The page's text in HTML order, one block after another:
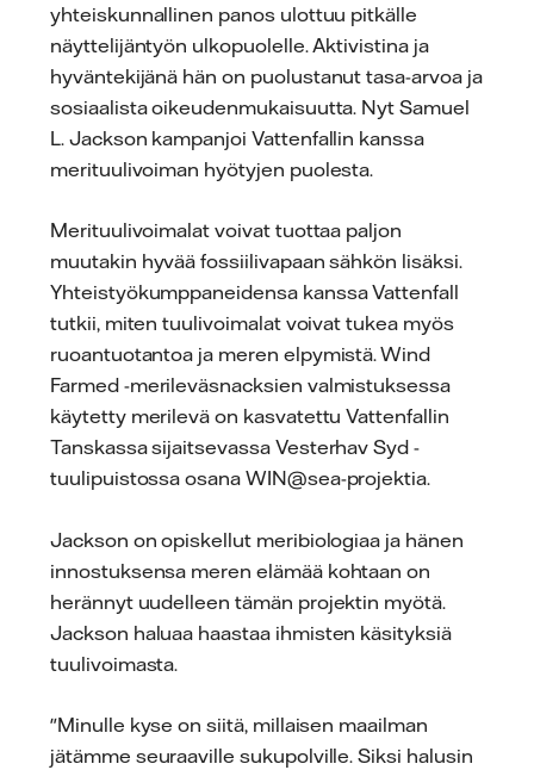
yhteiskunnallinen panos ulottuu pitkälle
näyttelijäntyön ulkopuolelle. Aktivistina ja
hyväntekijänä hän on puolustanut tasa-arvoa ja
sosiaalista oikeudenmukaisuutta. Nyt Samuel
L. Jackson kampanjoi Vattenfallin kanssa
merituulivoiman hyötyjen puolesta.
Merituulivoimalat voivat tuottaa paljon
muutakin hyvää fossiilivapaan sähkön lisäksi.
Yhteistyökumppaneidensa kanssa Vattenfall
tutkii, miten tuulivoimalat voivat tukea myös
ruoantuotantoa ja meren elpymistä. Wind
Farmed -merileväsnacksien valmistuksessa
käytetty merilevä on kasvatettu Vattenfallin
Tanskassa sijaitsevassa Vesterhav Syd -
tuulipuistossa osana WIN@sea-projektia.
Jackson on opiskellut meribiologiaa ja hänen
innostuksensa meren elämää kohtaan on
herännyt uudelleen tämän projektin myötä.
Jackson haluaa haastaa ihmisten käsityksiä
tuulivoimasta.
"Minulle kyse on siitä, millaisen maailman
jätämme seuraaville sukupolville. Siksi halusin